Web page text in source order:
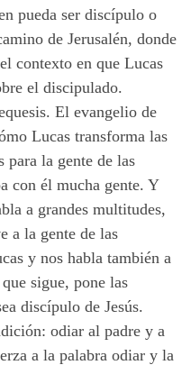
pueda ser discípulo o
de Jerusalén, donde
contexto en que Lucas
el discipulado.
El evangelio de
Lucas transforma las
para la gente de las
con él mucha gente. Y
a grandes multitudes,
a la gente de las
y nos habla también a
sigue, pone las
discípulo de Jesús.
odiar al padre y a
a la palabra odiar y la